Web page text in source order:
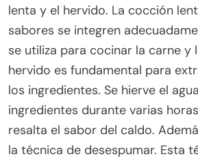
lenta y el hervido. La cocción
sabores se integren
se utiliza para cocinar la carne y
hervido es fundamental para
los ingredientes. Se hierve el
ingredientes durante varias
resalta el sabor del caldo.
la técnica de desespumar. Esta